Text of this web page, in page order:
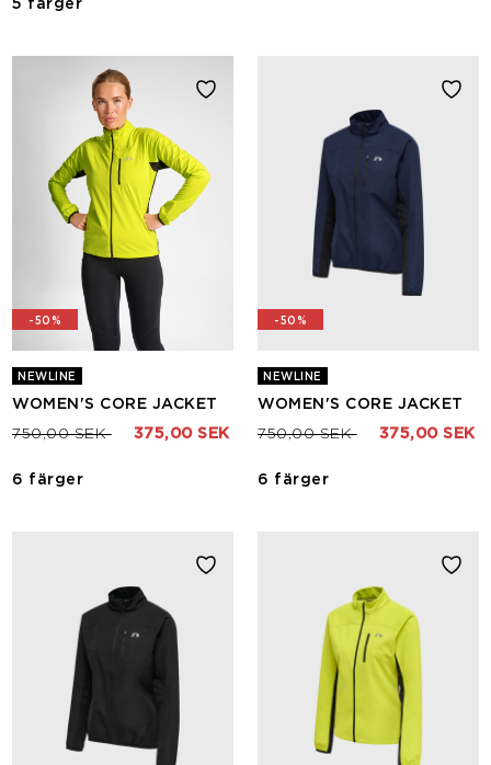
-50%
NEWLINE
WOMEN'S CORE JACKET
Pris nedsatt från
750,00 SEKtill 375,00 SEK
6 färger
-50%
NEWLINE
WOMEN'S CORE JACKET
Pris nedsatt från
750,00 SEKtill 375,00 SEK
6 färger